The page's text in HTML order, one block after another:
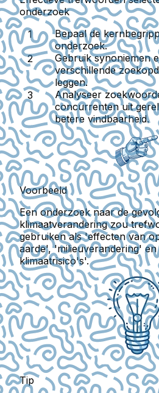
onderzoek
Bepaal de
onderzoek.
Gebruik synoniemen
verschillende
leggen.
Analyseer
concurrentenuit
betere vindbaarheid.
Voorbeeld
Een onderzoek naar de
klimaatverandering zou
gebruiken als 'effecten van
aarde', 'milieuverandering'
klimaatrisico's'.
Tip